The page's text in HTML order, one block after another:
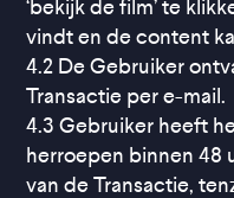
‘bekijk de film’ te
vindt en de content
4.2 De Gebruiker
Transactie per e-mail.
4.3 Gebruiker heeft
herroepen binnen 48
van de Transactie,